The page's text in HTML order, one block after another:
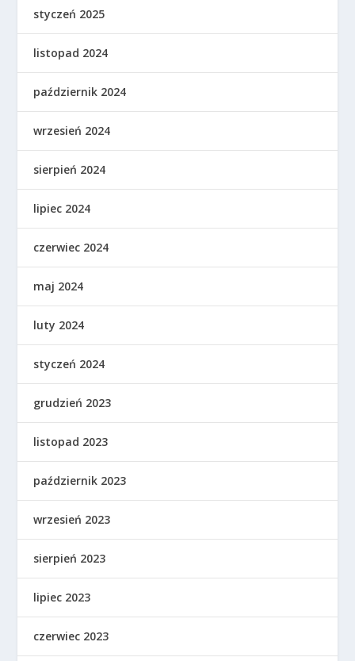
styczeń 2025
listopad 2024
październik 2024
wrzesień 2024
sierpień 2024
lipiec 2024
czerwiec 2024
maj 2024
luty 2024
styczeń 2024
grudzień 2023
listopad 2023
październik 2023
wrzesień 2023
sierpień 2023
lipiec 2023
czerwiec 2023